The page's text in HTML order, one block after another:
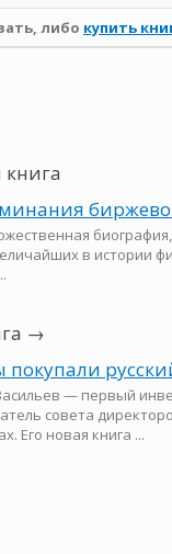
либо купить
в истории
→
покупали
— первый
совета
Его новая книга ...